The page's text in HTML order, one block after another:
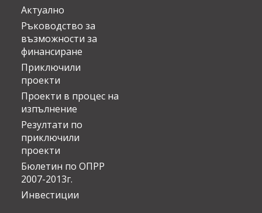
Актуално
Ръководство за
възможности за
финансиране
Приключили
проекти
Проекти в процес на
изпълнение
Резултати по
приключили
проекти
Бюлетин по ОПРР
2007-2013г.
Инвестиции